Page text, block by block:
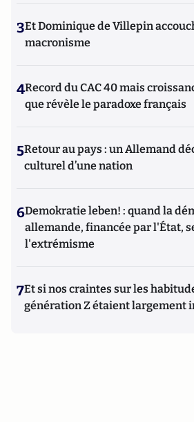
3Et Dominique de Villepin
macronisme
4Record du CAC 40 mais
que révèle le paradoxe français
5Retour au pays : un Allemand
culturel d’une nation
6Demokratie leben! : quand la
allemande, financée par l'État,
l'extrémisme
7Et si nos craintes sur les
génération Z étaient largement